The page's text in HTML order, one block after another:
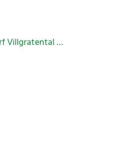
Villgratental …